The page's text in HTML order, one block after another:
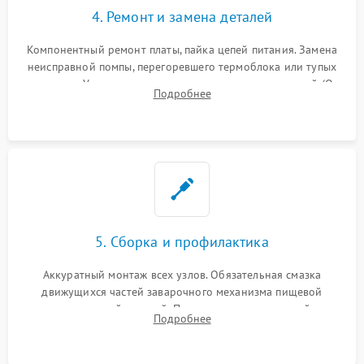
4. Ремонт и замена деталей
Компонентный ремонт платы, пайка цепей питания. Замена
неисправной помпы, перегоревшего термоблока или тупых
жерновов. Установка новых силиконовых уплотнителей (O-
ring) и тефлоновых трубок для надежного устранения
Подробнее
5. Сборка и профилактика
Аккуратный монтаж всех узлов. Обязательная смазка
движущихся частей заварочного механизма пищевой
силиконовой смазкой. Проведение программной
декальцинации и очистки системы от кофейных масел.
Подробнее